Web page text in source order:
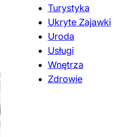
Turystyka
Ukryte Zajawki
Uroda
Usługi
Wnętrza
Zdrowie